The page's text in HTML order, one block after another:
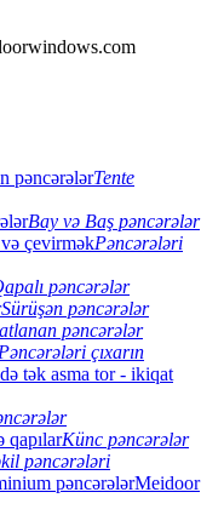
Tente
Bay və Baş pəncərələr
Pəncərələri
pəncərələr
Sürüşən pəncərələr
pəncərələr
Pəncərələri çıxarın
Künc pəncərələr
pəncərələri